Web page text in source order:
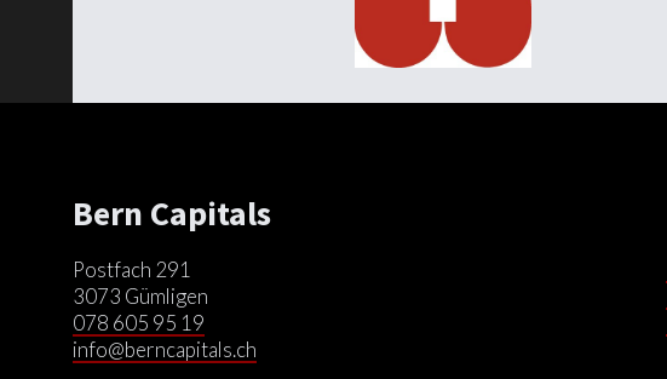
Bern Capitals
Postfach 291
3073 Gümligen
078 605 95 19
info@berncapitals.ch